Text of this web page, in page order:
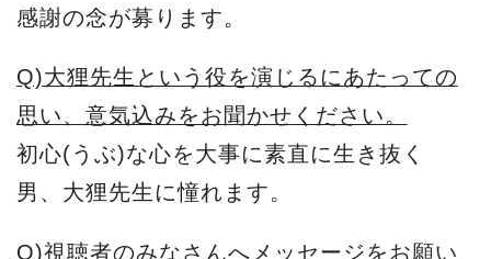
感謝の念が募ります。
Q)大狸先生という役を演じるにあたっての
思い、意気込みをお聞かせください。
初心(うぶ)な心を大事に素直に生き抜く
男、大狸先生に憧れます。
Q)視聴者のみなさんへメッセージをお願い